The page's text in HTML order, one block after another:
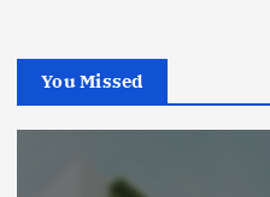
You Missed